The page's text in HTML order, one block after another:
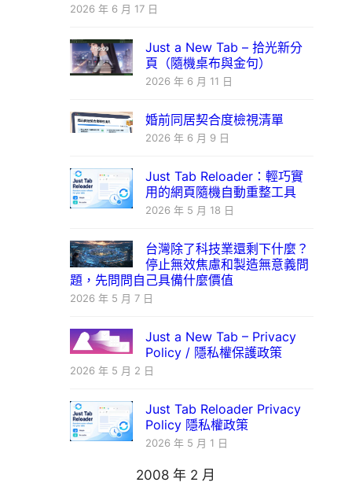
2026 年 6 月 17 日
Just a New Tab – 拾光新分
頁（隨機桌布與金句）
2026 年 6 月 11 日
婚前同居契合度檢視清單
2026 年 6 月 9 日
Just Tab Reloader：輕巧實
用的網頁隨機自動重整工具
2026 年 5 月 18 日
台灣除了科技業還剩下什麼？
停止無效焦慮和製造無意義問
題，先問問自己具備什麼價值
2026 年 5 月 7 日
Just a New Tab – Privacy
Policy / 隱私權保護政策
2026 年 5 月 2 日
Just Tab Reloader Privacy
Policy 隱私權政策
2026 年 5 月 1 日
2008 年 2 月